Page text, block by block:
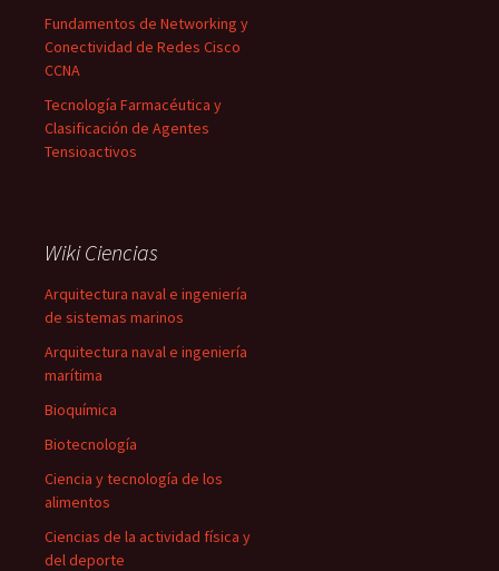
Fundamentos de Networking y
Conectividad de Redes Cisco
CCNA
Tecnología Farmacéutica y
Clasificación de Agentes
Tensioactivos
Wiki Ciencias
Arquitectura naval e ingeniería
de sistemas marinos
Arquitectura naval e ingeniería
marítima
Bioquímica
Biotecnología
Ciencia y tecnología de los
alimentos
Ciencias de la actividad física y
del deporte